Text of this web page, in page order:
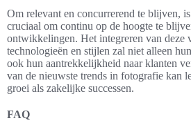
Om relevant en concurrerend te blijven,
cruciaal om continu op de hoogte te
ontwikkelingen. Het integreren van deze
technologieën en stijlen zal niet alleen
ook hun aantrekkelijkheid naar klanten
van de nieuwste trends in fotografie kan
groei als zakelijke successen.
FAQ